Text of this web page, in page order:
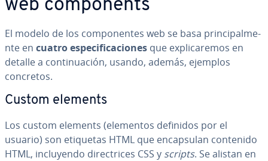
web co­m­po­ne­nts
El modelo de los co­m­po­ne­n­tes web se basa pri­n­ci­pa­l­me­
n­te en cuatro es­pe­ci­fi­ca­cio­nes que ex­pli­ca­re­mos en
detalle a co­n­ti­nua­ción, usando, además, ejemplos
concretos.
Custom elements
Los custom elements (elementos definidos por el
usuario) son etiquetas HTML que en­ca­p­su­lan contenido
HTML, in­clu­ye­n­do di­re­c­tri­ces CSS y scripts. Se alistan en